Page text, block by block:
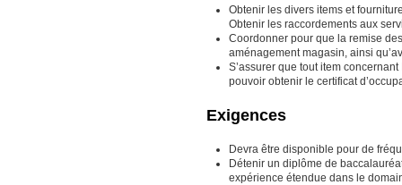
Obtenir les divers items et
Obtenir les raccordements aux
Coordonner pour que la remise
aménagement magasin, ainsi
S’assurer que tout item
pouvoir obtenir le certificat
Exigences
Devra être disponible pour de
Détenir un diplôme de
expérience étendue dans le